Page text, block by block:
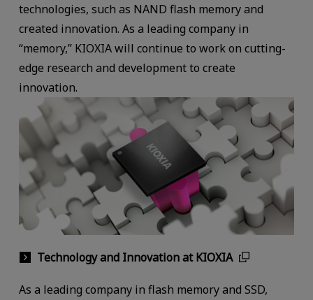
technologies, such as NAND flash memory and
created innovation. As a leading company in
“memory,” KIOXIA will continue to work on cutting-
edge research and development to create
innovation.
Technology and Innovation at KIOXIA
As a leading company in flash memory and SSD,